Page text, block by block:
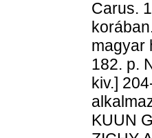
Carus.
magyar
182. p.
kiv.]
KUUN